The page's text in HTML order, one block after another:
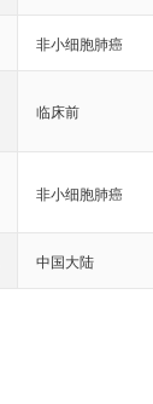
非小细胞肺癌
临床前
非小细胞肺癌
中国大陆